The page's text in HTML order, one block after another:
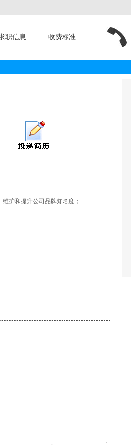
职信息 收费标准
护和提升公司品牌知名度；